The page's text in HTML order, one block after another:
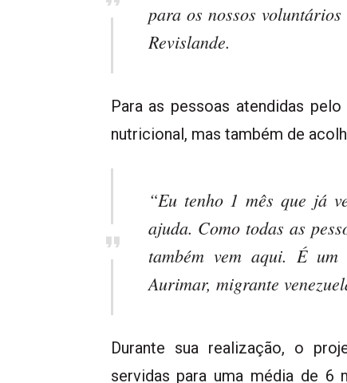
para os nossos
Revislande.
Para as pessoas atendidas
nutricional, mas também de
“Eu tenho 1 mês que já
ajuda. Como todas as
também vem aqui. É
Aurimar, migrante
Durante sua realização, o
servidas para uma média de 6